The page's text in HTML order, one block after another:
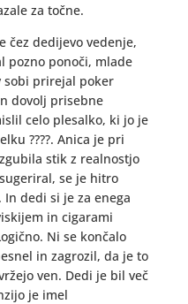
za točne.
čez dedijevo vedenje,
pozno ponoči, mlade
sobi prirejal poker
dovolj prisebne
celo plesalko, ki jo je
????. Anica je pri
stik z realnostjo
se je hitro
dedi si je za enega
in cigarami
Ni se končalo
in zagrozil, da je to
ven. Dedi je bil več
je imel